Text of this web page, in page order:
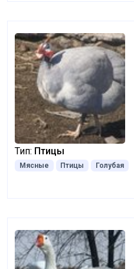
Тип: Птицы
Мясные Птицы Голубая